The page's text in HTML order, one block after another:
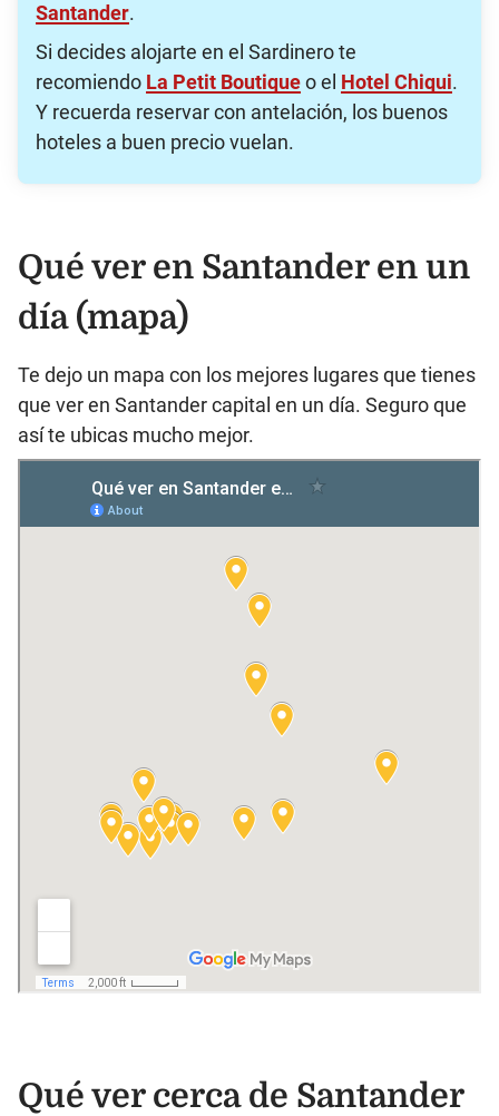
Santander.
Si decides alojarte en el Sardinero te
recomiendo La Petit Boutiqueo el Hotel Chiqui.
Y recuerda reservar con antelación, los buenos
hoteles a buen precio vuelan.
Qué ver en Santander en un
día (mapa)
Te dejo un mapa con los mejores lugares que tienes
que ver en Santander capital en un día. Seguro que
así te ubicas mucho mejor.
Qué ver cerca de Santander